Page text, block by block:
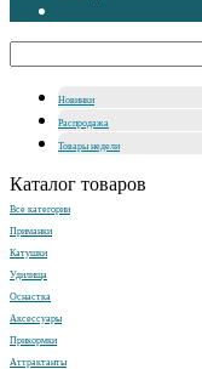
Новинки
Распродажа
Товары недели
Каталог товаров
Все категории
Приманки
Катушки
Удилища
Оснастка
Аксессуары
Прикормки
Аттрактанты